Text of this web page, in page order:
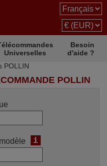
Universelles
Besoin
d'aide ?
POLLIN
POLLIN
i